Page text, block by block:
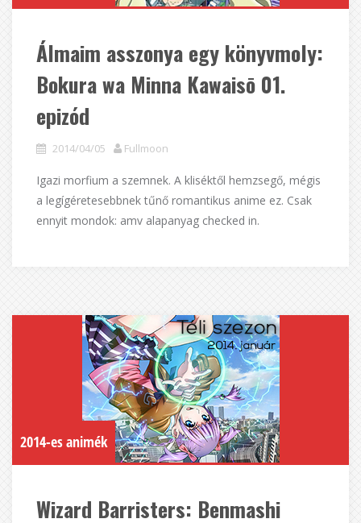
Álmaim asszonya egy könyvmoly:
Bokura wa Minna Kawaisō 01.
epizód
2014/04/05 Fullmoon
Igazi morfium a szemnek. A kliséktől hemzsegő, mégis
a legígéretesebbnek tűnő romantikus anime ez. Csak
ennyit mondok: amv alapanyag checked in.
2014-es animék
Wizard Barristers: Benmashi